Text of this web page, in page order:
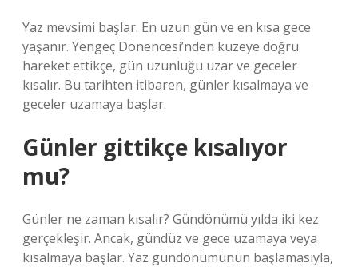
Yaz mevsimi başlar. En uzun gün ve en kısa gece
yaşanır. Yengeç Dönencesi’nden kuzeye doğru
hareket ettikçe, gün uzunluğu uzar ve geceler
kısalır. Bu tarihten itibaren, günler kısalmaya ve
geceler uzamaya başlar.
Günler gittikçe kısalıyor
mu?
Günler ne zaman kısalır? Gündönümü yılda iki kez
gerçekleşir. Ancak, gündüz ve gece uzamaya veya
kısalmaya başlar. Yaz gündönümünün başlamasıyla,